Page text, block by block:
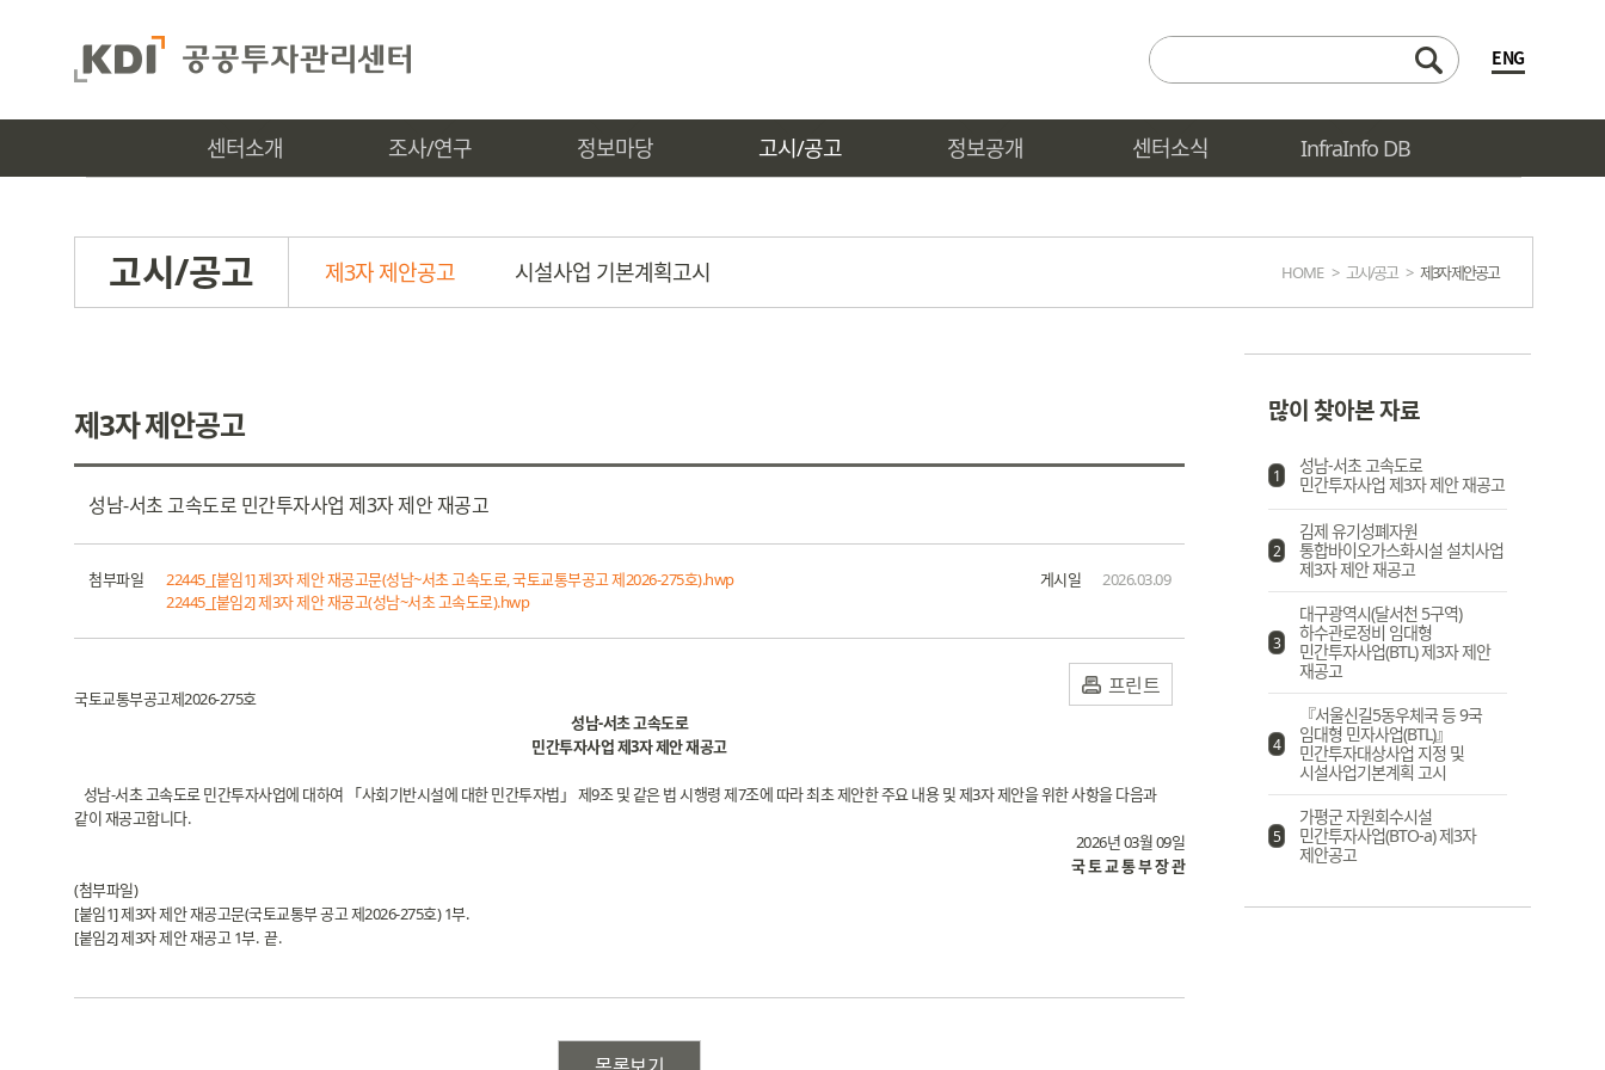
ENG
센터소개 조사/연구 정보마당 고시/공고 정보공개 센터소식 InfraInfo DB
고시/공고 제3자 제안공고 시설사업 기본계획고시 HOME > 고시/공고 > 제3자 제안공고
제3자 제안공고
성남-서초 고속도로 민간투자사업 제3자 제안 재공고
첨부파일
22445_[붙임1] 제3자 제안 재공고문(성남~서초 고속도로, 국토교통부공고 제2026-275호).hwp
22445_[붙임2] 제3자 제안 재공고(성남~서초 고속도로).hwp
게시일 2026.03.09
프린트
국토교통부공고제2026-275호
성남-서초 고속도로
민간투자사업 제3자 제안 재공고
성남-서초 고속도로 민간투자사업에 대하여 「사회기반시설에 대한 민간투자법」 제9조 및 같은 법 시행령 제7조에 따라 최초 제안한 주요 내용 및 제3자 제안을 위한 사항을 다음과
같이 재공고합니다.
2026년 03월 09일
국 토 교 통 부 장 관
(첨부파일)
[붙임1] 제3자 제안 재공고문(국토교통부 공고 제2026-275호) 1부.
[붙임2] 제3자 제안 재공고 1부. 끝.
많이 찾아본 자료
1
성남-서초 고속도로
민간투자사업 제3자 제안 재공고
2
김제 유기성폐자원
통합바이오가스화시설 설치사업
제3자 제안 재공고
3
대구광역시(달서천 5구역)
하수관로정비 임대형
민간투자사업(BTL) 제3자 제안
재공고
4
『서울신길5동우체국 등 9국
임대형 민자사업(BTL)』
민간투자대상사업 지정 및
시설사업기본계획 고시
5
가평군 자원회수시설
민간투자사업(BTO-a) 제3자
제안공고